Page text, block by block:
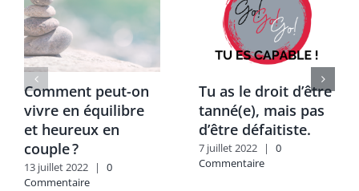
Comment peut-on
vivre en équilibre
et heureux en
couple ?
13 juillet 2022 |
0
Commentaire
Tu as le droit d’être
tanné(e), mais pas
d’être défaitiste.
7 juillet 2022 |
0
Commentaire